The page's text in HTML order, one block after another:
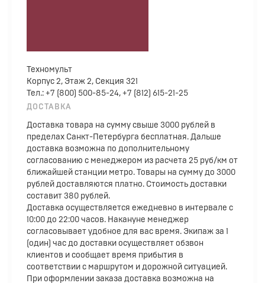
Техномульт
Корпус 2, Этаж 2, Секция 321
Тел.: +7 (800) 500-85-24, +7 (812) 615-21-25
ДОСТАВКА
Доставка товара на сумму свыше 3000 рублей в
пределах Санкт-Петербурга бесплатная. Дальше
доставка возможна по дополнительному
согласованию с менеджером из расчета 25 руб/км от
ближайшей станции метро. Товары на сумму до 3000
рублей доставляются платно. Стоимость доставки
составит 380 рублей.
Доставка осуществляется ежедневно в интервале с
10:00 до 22:00 часов. Накануне менеджер
согласовывает удобное для вас время. Экипаж за 1
(один) час до доставки осуществляет обзвон
клиентов и сообщает время прибытия в
соответствии с маршрутом и дорожной ситуацией.
При оформлении заказа доставка возможна на